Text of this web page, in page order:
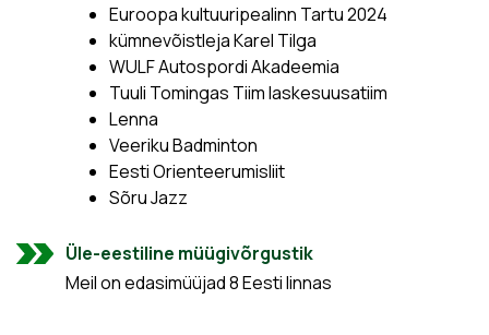
Euroopa kultuuripealinn Tartu 2024
kümnevõistleja Karel Tilga
WULF Autospordi Akadeemia
Tuuli Tomingas Tiim laskesuusatiim
Lenna
Veeriku Badminton
Eesti Orienteerumisliit
Sõru Jazz
Üle-eestiline müügivõrgustik
Meil on edasimüüjad 8 Eesti linnas